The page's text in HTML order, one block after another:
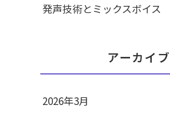
発声技術とミックスボイス
アーカイブ
2026年3月